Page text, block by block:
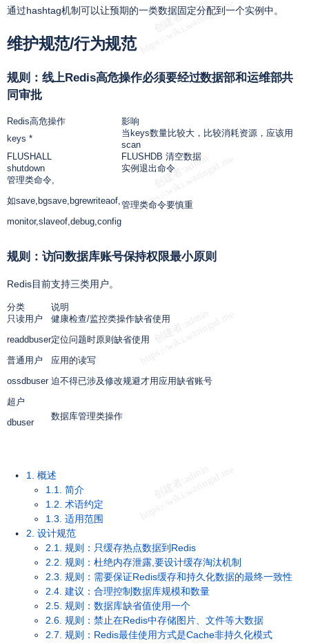
通过hashtag机制可以让预期的一类数据固定分配到一个实例中。
维护规范/行为规范
规则：线上Redis高危操作必须要经过数据部和运维部共
同审批
Redis高危操作
影响
keys *
当keys数量比较大，比较消耗资源，应该用
scan
FLUSHALL
FLUSHDB 清空数据
shutdown
实例退出命令
管理类命令,
如save,bgsave,bgrewriteaof,
monitor,slaveof,debug,config
管理类命令要慎重
规则：访问数据库账号保持权限最小原则
Redis目前支持三类用户。
分类
说明
只读用户
readdbuser
健康检查/监控类操作缺省使用
定位问题时原则缺省使用
普通用户
ossdbuser
应用的读写
迫不得已涉及修改规避才用应用缺省账号
超户
dbuser
数据库管理类操作
1. 概述
1.1. 简介
1.2. 术语约定
1.3. 适用范围
2. 设计规范
2.1. 规则：只缓存热点数据到Redis
2.2. 规则：杜绝内存泄露,要设计缓存淘汰机制
2.3. 规则：需要保证Redis缓存和持久化数据的最终一致性
2.4. 建议：合理控制数据库规模和数量
2.5. 规则：数据库缺省值使用一个
2.6. 规则：禁止在Redis中存储图片、文件等大数据
2.7. 规则：Redis最佳使用方式是Cache非持久化模式